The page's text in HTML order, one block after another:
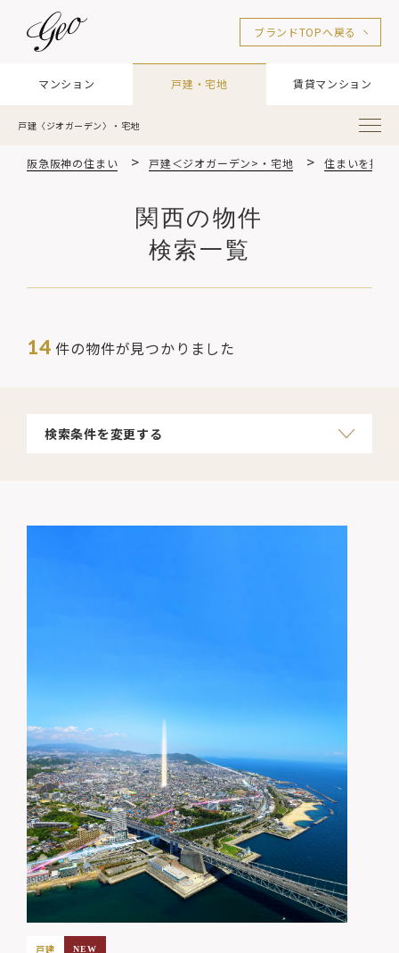
ブランドTOPへ戻る
マンション 戸建・宅地 賃貸マンション
戸建〈ジオガーデン〉・宅地
阪急阪神の住まい 戸建＜ジオガーデン>・宅地 住まいを探す
関西の物件
検索一覧
14 件の物件が見つかりました
検索条件を変更する
戸建 NEW